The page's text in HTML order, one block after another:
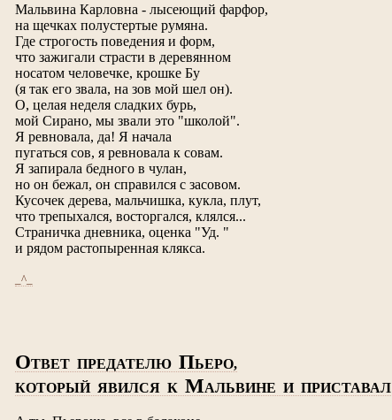
Мальвина Карловна - лысеющий фарфор,
на щечках полустертые румяна.
Где строгость поведения и форм,
что зажигали страсти в деревянном
носатом человечке, крошке Бу
(я так его звала, на зов мой шел он).
О, целая неделя сладких бурь,
мой Сирано, мы звали это "школой".
Я ревновала, да! Я начала
пугаться сов, я ревновала к совам.
Я запирала бедного в чулан,
но он бежал, он справился с засовом.
Кусочек дерева, мальчишка, кукла, плут,
что трепыхался, восторгался, клялся...
Страничка дневника, оценка "Уд. "
и рядом растопыренная клякса.
_^_
ОТВЕТ ПРЕДАТЕЛЮ ПЬЕРО,
КОТОРЫЙ ЯВИЛСЯ К МАЛЬВИНЕ И ПРИСТАВАЛ